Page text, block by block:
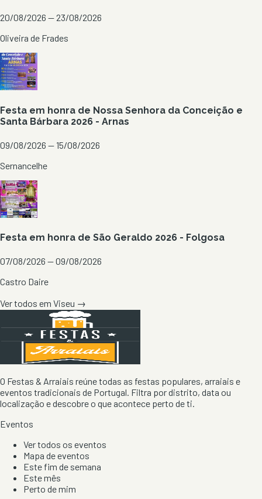
20/08/2026 — 23/08/2026
Oliveira de Frades
Festa em honra de Nossa Senhora da Conceição e
Santa Bárbara 2026 - Arnas
09/08/2026 — 15/08/2026
Sernancelhe
Festa em honra de São Geraldo 2026 - Folgosa
07/08/2026 — 09/08/2026
Castro Daire
Ver todos em Viseu →
O Festas & Arraiais reúne todas as festas populares, arraiais e
eventos tradicionais de Portugal. Filtra por distrito, data ou
localização e descobre o que acontece perto de ti.
Eventos
Ver todos os eventos
Mapa de eventos
Este fim de semana
Este mês
Perto de mim